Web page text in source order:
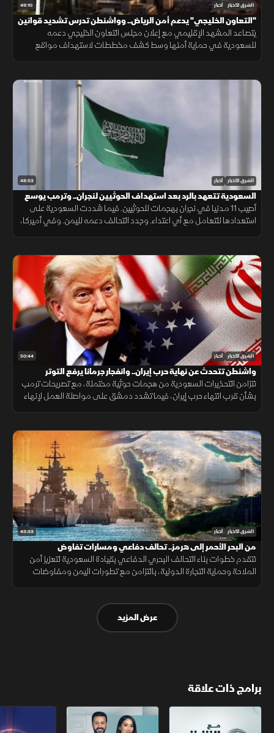
49:10 الشرق للأخبار أخبار
"التعاون الخليجي" يدعم أمن الرياض.. وواشنطن تدرس تشديد قوانين
الهجرة
يتصاعد المشهد الإقليمي مع إعلان مجلس التعاون الخليجي دعمه
للسعودية في حماية أمنها وسط كشف مخططات لاستهداف مواقع
48:53 الشرق للأخبار أخبار
السعودية تتعهد بالرد بعد استهداف الحوثيين لنجران.. وترمب يوسع
قيود الجنسيةأصيب 11 مدنيا في نجران بهجمات للحوثيين. فيما شددت السعودية على
استعدادها للتعامل مع أي اعتداء. وجدد التحالف دعمه لليمن. وفي أميركا،
50:44 الشرق للأخبار أخبار
واشنطن تتحدث عن نهاية حرب إيران.. وانفجار جرمانا يرفع التوتر
تتزامن التحذيرات السعودية من هجمات حوثية محتملة، مع تصريحات ترمب
بشأن قرب انتهاء حرب إيران، فيما تشدد دمشق على مواصلة العمل لإنهاء
43:33 الشرق للأخبار أخبار
من البحر الأحمر إلى هرمز.. تحالف دفاعي ومسارات تفاوض
تتقدم خطوات بناء التحالف البحري الدفاعي بقيادة السعودية لتعزيز أمن
الملاحة وحماية التجارة الدولية، بالتزامن مع تطورات اليمن ومفاوضات
عرض المزيد
برامج ذات علاقة
مع الشرق الأوسط الخبر الآخر تقارير الشرق